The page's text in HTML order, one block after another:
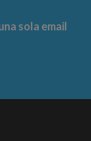
sola email